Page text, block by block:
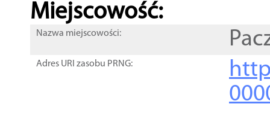
Miejscowość:
Nazwa miejscowości:
Adres URI zasobu PRNG: